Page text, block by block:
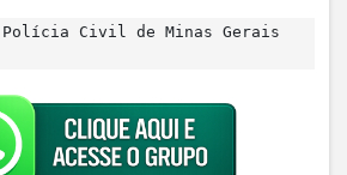
Polícia Civil de Minas Gerais